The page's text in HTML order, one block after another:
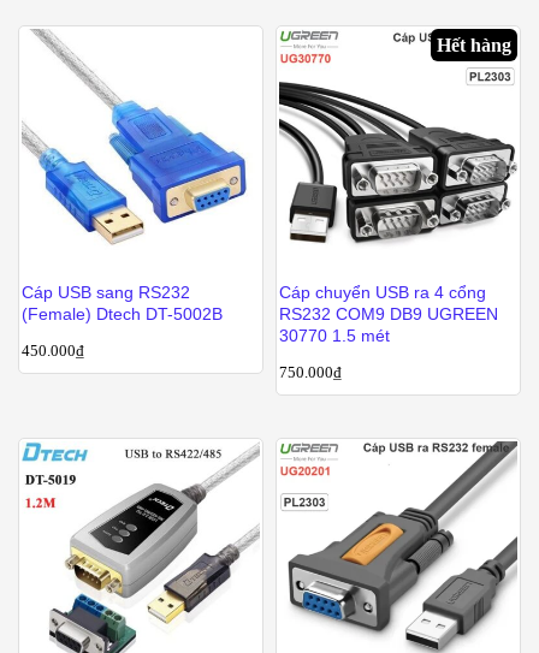
Cáp USB sang RS232
(Female) Dtech DT-5002B
450.000₫
Hết hàng
Cáp chuyển USB ra 4 cổng
RS232 COM9 DB9 UGREEN
30770 1.5 mét
750.000₫